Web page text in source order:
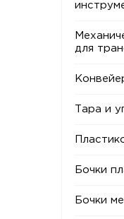
для
Тара и
Бочки
Бочки